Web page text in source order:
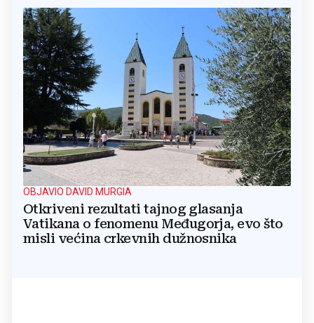
OBJAVIO DAVID MURGIA
Otkriveni rezultati tajnog glasanja
Vatikana o fenomenu Međugorja, evo što
misli većina crkevnih dužnosnika